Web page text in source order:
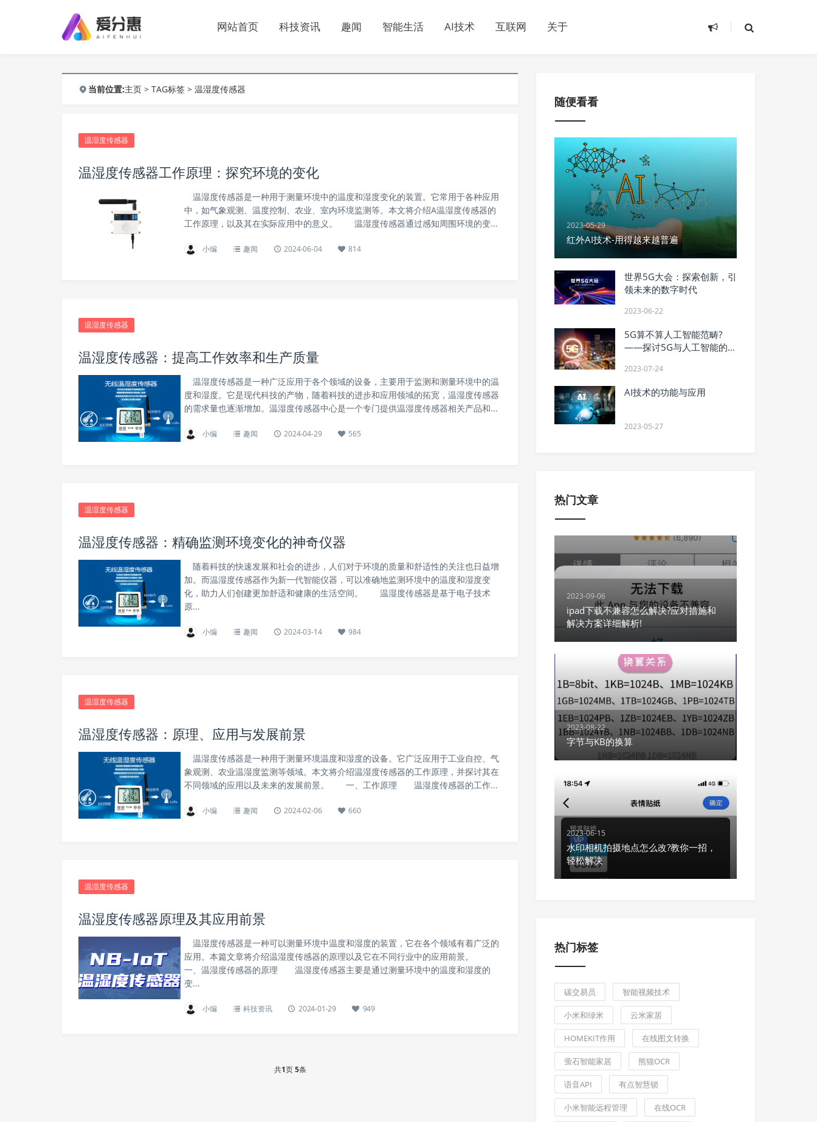
网站首页 科技资讯 趣闻 智能生活 AI技术 互联网 关于
当前位置:主页 >TAG标签 > 温湿度传感器
温湿度传感器
温湿度传感器工作原理：探究环境的变化
温湿度传感器是一种用于测量环境中的温度和湿度变化的装置。它常用于各种应用
中，如气象观测、温度控制、农业、室内环境监测等。本文将介绍A温湿度传感器的
工作原理，以及其在实际应用中的意义。 温湿度传感器通过感知周围环境的变...
小编 趣闻 2024-06-04 814
温湿度传感器
温湿度传感器：提高工作效率和生产质量
温湿度传感器是一种广泛应用于各个领域的设备，主要用于监测和测量环境中的温
度和湿度。它是现代科技的产物，随着科技的进步和应用领域的拓宽，温湿度传感器
的需求量也逐渐增加。温湿度传感器中心是一个专门提供温湿度传感器相关产品和...
小编 趣闻 2024-04-29 565
温湿度传感器
温湿度传感器：精确监测环境变化的神奇仪器
随着科技的快速发展和社会的进步，人们对于环境的质量和舒适性的关注也日益增
加。而温湿度传感器作为新一代智能仪器，可以准确地监测环境中的温度和湿度变
化，助力人们创建更加舒适和健康的生活空间。 温湿度传感器是基于电子技术
原...
小编 趣闻 2024-03-14 984
温湿度传感器
温湿度传感器：原理、应用与发展前景
温湿度传感器是一种用于测量环境温度和湿度的设备。它广泛应用于工业自控、气
象观测、农业温湿度监测等领域。本文将介绍温湿度传感器的工作原理，并探讨其在
不同领域的应用以及未来的发展前景。 一、工作原理 温湿度传感器的工作...
小编 趣闻 2024-02-06 660
温湿度传感器
温湿度传感器原理及其应用前景
温湿度传感器是一种可以测量环境中温度和湿度的装置，它在各个领域有着广泛的
应用。本篇文章将介绍温湿度传感器的原理以及它在不同行业中的应用前景。
一、温湿度传感器的原理 温湿度传感器主要是通过测量环境中的温度和湿度的
变...
小编 科技资讯 2024-01-29 949
共1页5条
随便看看
2023-05-29
红外AI技术-用得越来越普遍
世界5G大会：探索创新，引
领未来的数字时代
2023-06-22
5G算不算人工智能范畴?
——探讨5G与人工智能的关
2023-07-24
AI技术的功能与应用
2023-05-27
热门文章
2023-09-06
ipad下载不兼容怎么解决?应对措施和
解决方案详细解析!
2023-08-22
字节与KB的换算
2023-06-15
水印相机拍摄地点怎么改?教你一招，
轻松解决
热门标签
碳交易员 智能视频技术
小米和绿米 云米家居
HOMEKIT作用 在线图文转换
萤石智能家居 熊猫OCR
语音API 有点智慧锁
小米智能远程管理 在线OCR